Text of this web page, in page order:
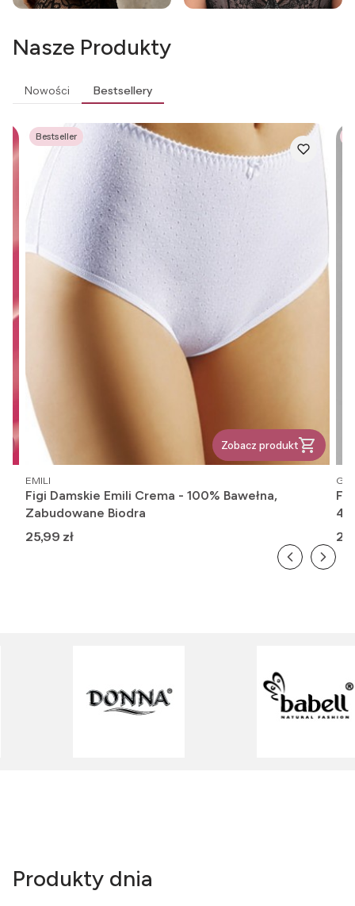
Nasze Produkty
Nowości Bestsellery
Bestseller
Zobacz produkt
PRODUCENT
EMILI
Figi Damskie Emili Crema - 100% Bawełna,
Zabudowane Biodra
Cena
25,99 zł
Produkty dnia